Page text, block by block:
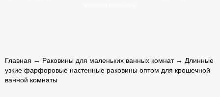
Главная → Раковины для маленьких ванных комнат→ Длинные
узкие фарфоровые настенные раковины оптом для крошечной
ванной комнаты